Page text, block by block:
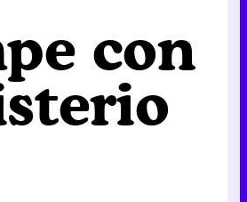
con